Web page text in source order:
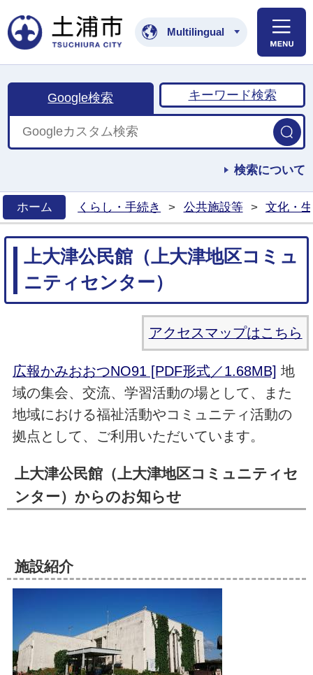
土浦市公式ホームペ
Multilingual
Google検索 キーワード検索
検索について
ホーム
くらし・手続き > 公共施設等 > 文化・
上大津公民館（上大津地区コミュ
ニティセンター）
アクセスマップはこちら
広報かみおおつNO91 [PDF形式／1.68MB] 地
域の集会、交流、学習活動の場として、また
地域における福祉活動やコミュニティ活動の
拠点として、ご利用いただいています。
上大津公民館（上大津地区コミュニティセ
ンター）からのお知らせ
施設紹介